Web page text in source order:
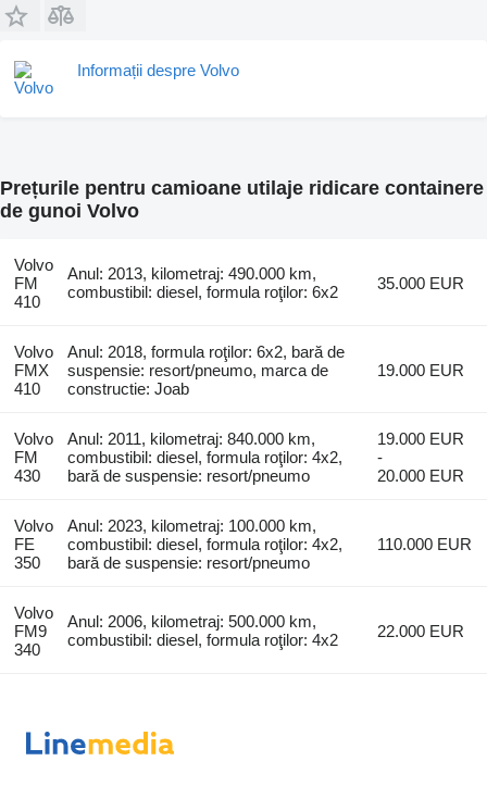
Informații despre Volvo
Prețurile pentru camioane utilaje ridicare containere
de gunoi Volvo
Volvo
FM
410
Anul: 2013, kilometraj: 490.000 km,
combustibil: diesel, formula roţilor: 6x2
35.000 EUR
Volvo
FMX
410
Anul: 2018, formula roţilor: 6x2, bară de
suspensie: resort/pneumo, marca de
constructie: Joab
19.000 EUR
Volvo
FM
430
Anul: 2011, kilometraj: 840.000 km,
combustibil: diesel, formula roţilor: 4x2,
bară de suspensie: resort/pneumo
19.000 EUR
-
20.000 EUR
Volvo
FE
350
Anul: 2023, kilometraj: 100.000 km,
combustibil: diesel, formula roţilor: 4x2,
bară de suspensie: resort/pneumo
110.000 EUR
Volvo
FM9
340
Anul: 2006, kilometraj: 500.000 km,
combustibil: diesel, formula roţilor: 4x2
22.000 EUR